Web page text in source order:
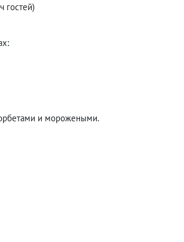
гостей)
и морожеными.